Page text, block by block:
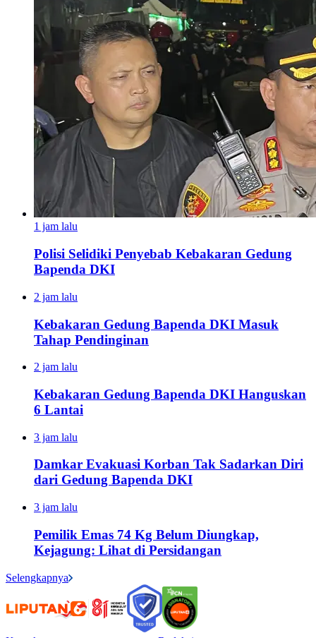
1 jam lalu
Polisi Selidiki Penyebab Kebakaran Gedung
Bapenda DKI
2 jam lalu
Kebakaran Gedung Bapenda DKI Masuk
Tahap Pendinginan
2 jam lalu
Kebakaran Gedung Bapenda DKI Hanguskan
6 Lantai
3 jam lalu
Damkar Evakuasi Korban Tak Sadarkan Diri
dari Gedung Bapenda DKI
3 jam lalu
Pemilik Emas 74 Kg Belum Diungkap,
Kejagung: Lihat di Persidangan
Selengkapnya